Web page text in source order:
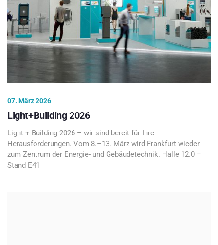
07. März 2026
Light+Building 2026
Light + Building 2026 – wir sind bereit für Ihre
Herausforderungen. Vom 8.–13. März wird Frankfurt wieder
zum Zentrum der Energie- und Gebäudetechnik. Halle 12.0 –
Stand E41